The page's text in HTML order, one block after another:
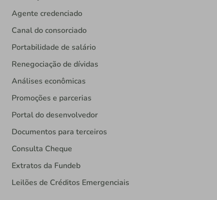
Agente credenciado
Canal do consorciado
Portabilidade de salário
Renegociação de dívidas
Análises econômicas
Promoções e parcerias
Portal do desenvolvedor
Documentos para terceiros
Consulta Cheque
Extratos da Fundeb
Leilões de Créditos Emergenciais